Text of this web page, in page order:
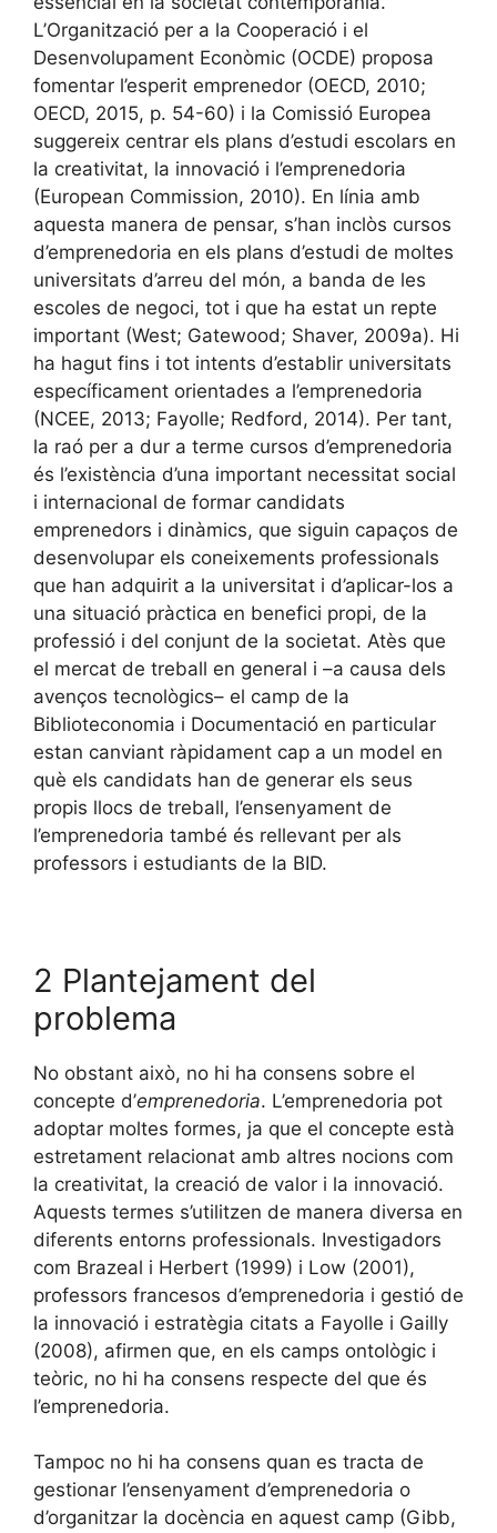
L’Organització per a la Cooperació i el
Desenvolupament Econòmic (OCDE) proposa
fomentar l’esperit emprenedor (OECD, 2010;
OECD, 2015, p. 54-60) i la Comissió Europea
suggereix centrar els plans d’estudi escolars en
la creativitat, la innovació i l’emprenedoria
(European Commission, 2010). En línia amb
aquesta manera de pensar, s’han inclòs cursos
d’emprenedoria en els plans d’estudi de moltes
universitats d’arreu del món, a banda de les
escoles de negoci, tot i que ha estat un repte
important (West; Gatewood; Shaver, 2009a). Hi
ha hagut fins i tot intents d’establir universitats
específicament orientades a l’emprenedoria
(NCEE, 2013; Fayolle; Redford, 2014). Per tant,
la raó per a dur a terme cursos d’emprenedoria
és l’existència d’una important necessitat social
i internacional de formar candidats
emprenedors i dinàmics, que siguin capaços de
desenvolupar els coneixements professionals
que han adquirit a la universitat i d’aplicar-los a
una situació pràctica en benefici propi, de la
professió i del conjunt de la societat. Atès que
el mercat de treball en general i –a causa dels
avenços tecnològics– el camp de la
Biblioteconomia i Documentació en particular
estan canviant ràpidament cap a un model en
què els candidats han de generar els seus
propis llocs de treball, l’ensenyament de
l’emprenedoria també és rellevant per als
professors i estudiants de la BID.
2 Plantejament del
problema
No obstant això, no hi ha consens sobre el
concepte d’emprenedoria. L’emprenedoria pot
adoptar moltes formes, ja que el concepte està
estretament relacionat amb altres nocions com
la creativitat, la creació de valor i la innovació.
Aquests termes s’utilitzen de manera diversa en
diferents entorns professionals. Investigadors
com Brazeal i Herbert (1999) i Low (2001),
professors francesos d’emprenedoria i gestió de
la innovació i estratègia citats a Fayolle i Gailly
(2008), afirmen que, en els camps ontològic i
teòric, no hi ha consens respecte del que és
l’emprenedoria.
Tampoc no hi ha consens quan es tracta de
gestionar l’ensenyament d’emprenedoria o
d’organitzar la docència en aquest camp (Gibb,